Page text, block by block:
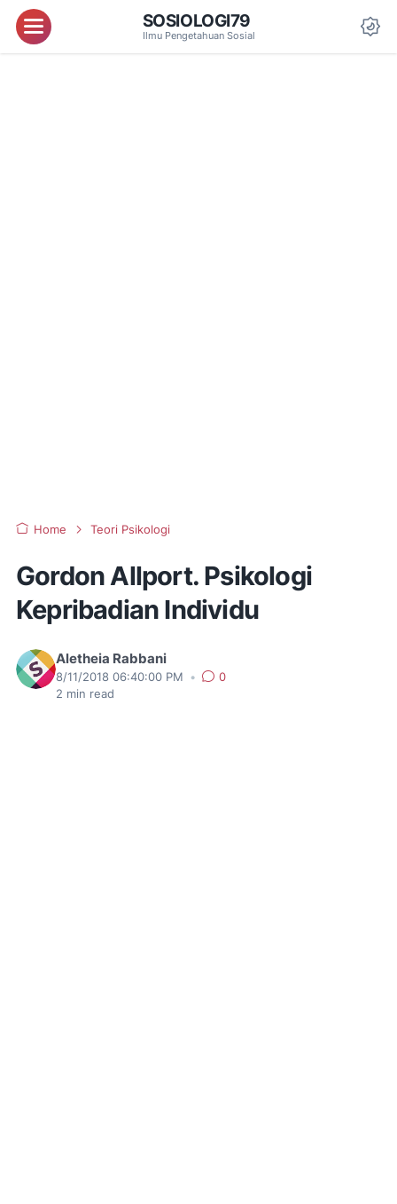
Menu SOSIOLOGI79
Ilmu Pengetahuan Sosial
Home Teori Psikologi
Gordon Allport. Psikologi
Kepribadian Individu
Aletheia Rabbani
8/11/2018 06:40:00 PM •
0
2 min read